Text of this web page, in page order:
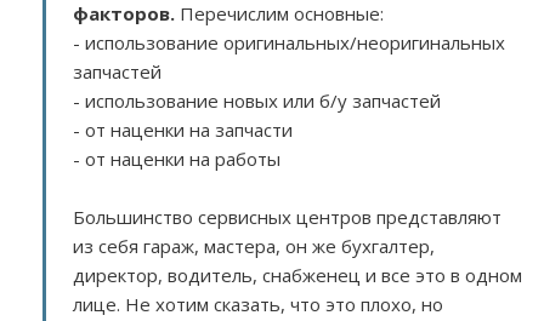
факторов. Перечислим основные:
- использование оригинальных/неоригинальных
запчастей
- использование новых или б/у запчастей
- от наценки на запчасти
- от наценки на работы
Большинство сервисных центров представляют
из себя гараж, мастера, он же бухгалтер,
директор, водитель, снабженец и все это в одном
лице. Не хотим сказать, что это плохо, но